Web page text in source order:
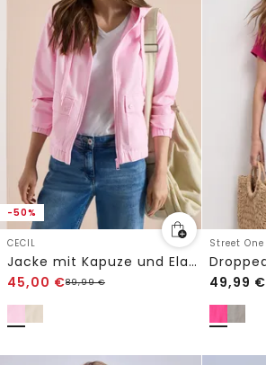
-50%
CECIL
Jacke mit Kapuze und Elastikbund
45,00 €89,99€
Street One
49,99 €